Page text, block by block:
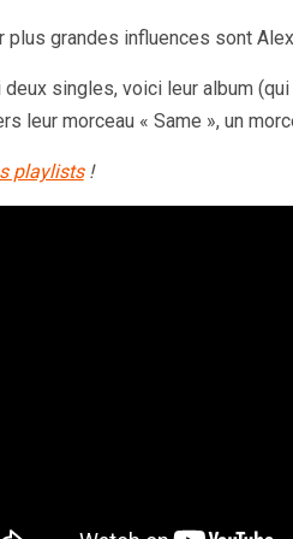
plus grandes influences sont
singles, voici leur album
leur morceau « Same », un
playlists!